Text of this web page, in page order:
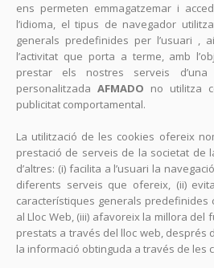
ens permeten emmagatzemar i
l’idioma, el tipus de navegador
generals predefinides per l’usuari ,
l’activitat que porta a terme, amb
prestar els nostres serveis
personalitzada AFMADO no utilitza
publicitat comportamental.
La utilització de les cookies ofereix
prestació de serveis de la societat de
d’altres: (i) facilita a l’usuari la
diferents serveis que ofereix, (ii)
característiques generals predefinides
al Lloc Web, (iii) afavoreix la millora del
prestats a través del lloc web, després
la informació obtinguda a través de les